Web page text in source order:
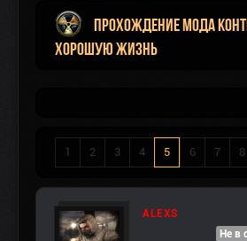
Прохождение мода
Хорошую Жизнь
1 2 3 4 5 6 7 8
ALEXS
Не в